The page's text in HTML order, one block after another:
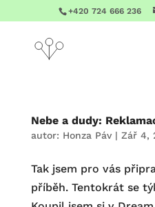
+420 724 666 236
Nebe a dudy:
autor: Honza Páv| Zář 4,
Tak jsem pro vás
příběh. Tentokrát se